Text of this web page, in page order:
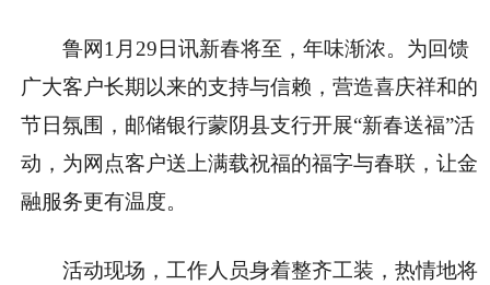
鲁网1月29日讯新春将至，年味渐浓。为回馈
广大客户长期以来的支持与信赖，营造喜庆祥和的
节日氛围，邮储银行蒙阴县支行开展“新春送福”活
动，为网点客户送上满载祝福的福字与春联，让金
融服务更有温度。
活动现场，工作人员身着整齐工装，热情地将